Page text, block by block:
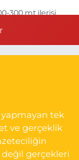
300 mt ilerisi
HASTANESİ
KARŞISI
yapmayan tek
ve gerçeklik
gerçekleri